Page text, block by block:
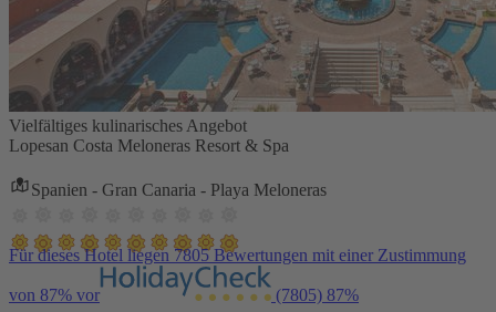
Vielfältiges kulinarisches Angebot
Lopesan Costa Meloneras Resort & Spa
Spanien - Gran Canaria - Playa Meloneras
Für dieses Hotel liegen 7805 Bewertungen mit einer Zustimmung
von 87% vor (7805) 87%